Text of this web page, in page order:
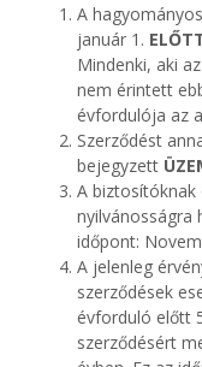
A
január 1.
Mindenki, aki
nem érintett
évfordulója az
Szerződést
bejegyzett
A
nyilvánosságra
időpont:
A jelenleg
szerződések
évforduló előtt
szerződésért